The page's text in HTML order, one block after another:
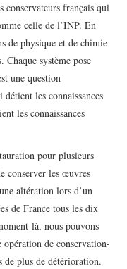
conservateurs français qui
celle de l’INP. En
de physique et de chimie
Chaque système pose
une question
les connaissances
les connaissances
pour plusieurs
conserver les œuvres
altération lors d’un
de France tous les dix
là, nous pouvons
de conservation-
de plus de détérioration.